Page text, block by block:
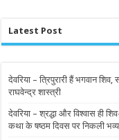
Latest Post
देवरिया – त्रिपुरारी हैं भगवान
राघवेन्द्र शास्त्री
देवरिया – श्रद्धा और विश्वास ही
कथा के षष्ठम दिवस पर निकली भव्य